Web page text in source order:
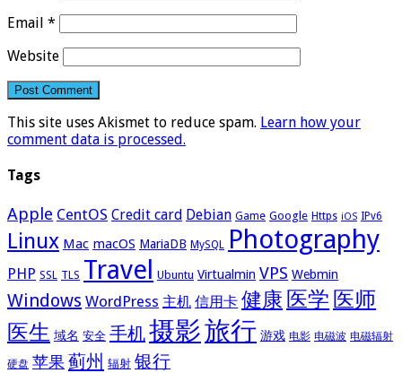
Email *
Website
This site uses Akismet to reduce spam. Learn how your
comment data is processed.
Tags
Apple CentOS Credit card Debian Game Google Https iOS IPv6
Linux Mac macOS MariaDB MySQL Photography
PHP SSL TLS Travel Ubuntu Virtualmin VPS Webmin
Windows WordPress 主机 信用卡 健康 医学 医师
医生 域名 安全 手机摄影旅行 游戏 电影 电磁波 电磁辐射
硬盘 苹果 蓟州 辐射 银行